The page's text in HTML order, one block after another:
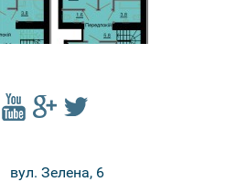
вул. Зелена, 6